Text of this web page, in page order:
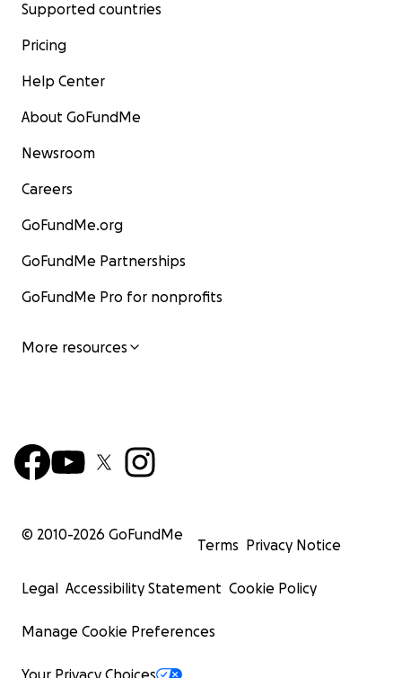
Supported countries
Pricing
Help Center
About GoFundMe
Newsroom
Careers
GoFundMe.org
GoFundMe Partnerships
GoFundMe Pro for nonprofits
More resources
© 2010-2026 GoFundMe
Terms Privacy Notice
Legal Accessibility Statement Cookie Policy
Manage Cookie Preferences
Your Privacy Choices